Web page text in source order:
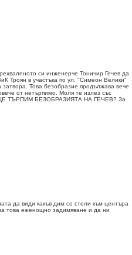
си инженерче Тоничир Гечев да
Троян в участъка по ул. "Симеон Велики"
затвора. Това безобразие продължава вече
от нетърпимо. Моля те излез със
ЩЕ ТЪРПИМ БЕЗОБРАЗИЯТА НА ГЕЧЕВ? За
да види какъв дим се стели към центъра
това еженощно задимяване и да ни